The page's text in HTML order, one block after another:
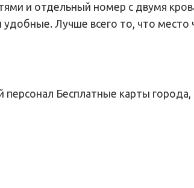
и отдельный номер с двумя
Лучше всего то, что место
Бесплатные карты города,